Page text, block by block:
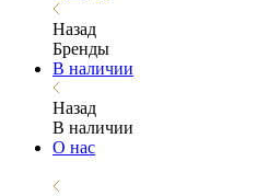
Назад
Бренды
В наличии
Назад
В наличии
О нас